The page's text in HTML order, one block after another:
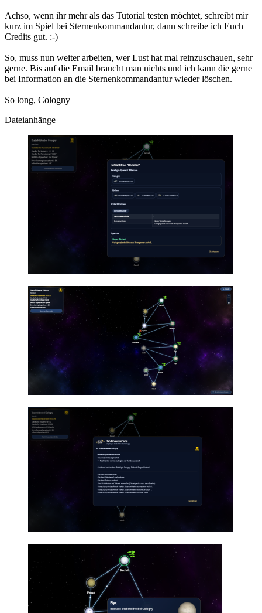
Achso, wenn ihr mehr als das Tutorial testen möchtet, schreibt mir
kurz im Spiel bei Sternenkommandantur, dann schreibe ich Euch
Credits gut. :-)
So, muss nun weiter arbeiten, wer Lust hat mal reinzuschauen, sehr
gerne. Bis auf die Email braucht man nichts und ich kann die gerne
bei Information an die Sternenkommandantur wieder löschen.
So long, Cologny
Dateianhänge